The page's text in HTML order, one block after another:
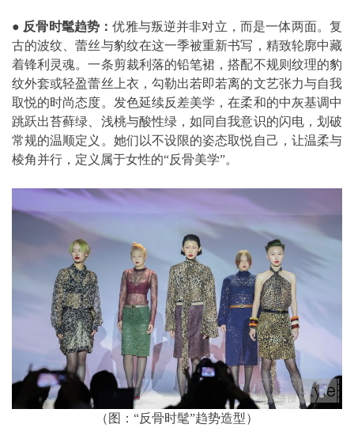
● 反骨时髦趋势：优雅与叛逆并非对立，而是一体两面。复
古的波纹、蕾丝与豹纹在这一季被重新书写，精致轮廓中藏
着锋利灵魂。一条剪裁利落的铅笔裙，搭配不规则纹理的豹
纹外套或轻盈蕾丝上衣，勾勒出若即若离的文艺张力与自我
取悦的时尚态度。发色延续反差美学，在柔和的中灰基调中
跳跃出苔藓绿、浅桃与酸性绿，如同自我意识的闪电，划破
常规的温顺定义。她们以不设限的姿态取悦自己，让温柔与
棱角并行，定义属于女性的“反骨美学”。
（图：“反骨时髦”趋势造型）